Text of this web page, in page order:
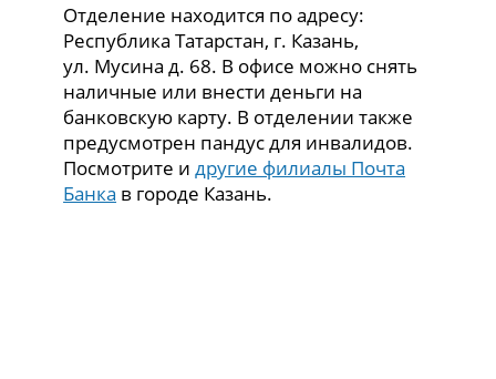
Отделение находится по адресу:
Республика Татарстан, г. Казань,
ул. Мусина д. 68. В офисе можно снять
наличные или внести деньги на
банковскую карту. В отделении также
предусмотрен пандус для инвалидов.
Посмотрите идругие филиалы Почта
Банка в городе Казань.